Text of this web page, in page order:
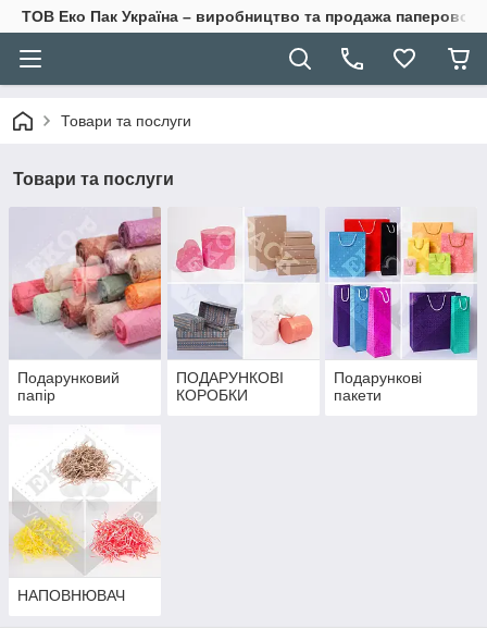
ТОВ Еко Пак Україна – виробництво та продажа паперової
Товари та послуги
Товари та послуги
Подарунковий
папір
ПОДАРУНКОВІ
КОРОБКИ
Подарункові
пакети
НАПОВНЮВАЧ